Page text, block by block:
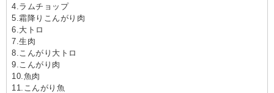
4.ラムチョップ
5.霜降りこんがり肉
6.大トロ
7.生肉
8.こんがり大トロ
9.こんがり肉
10.魚肉
11.こんがり魚